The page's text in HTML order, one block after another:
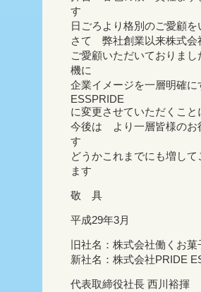
す
日ごろより格別のご愛顧
さて 弊社創業以来株式会
ご愛顧いただいておりま
機に
企業イメージを一層明確
ESSPRIDE
に変更させていただくこと
今後は より一層皆様のお
す
どうかこれまでにも増し
ます
敬 具
平成29年3月
旧社名：株式会社働くお菓
新社名：株式会社PRIDE
代表取締役社長 西川裕揮